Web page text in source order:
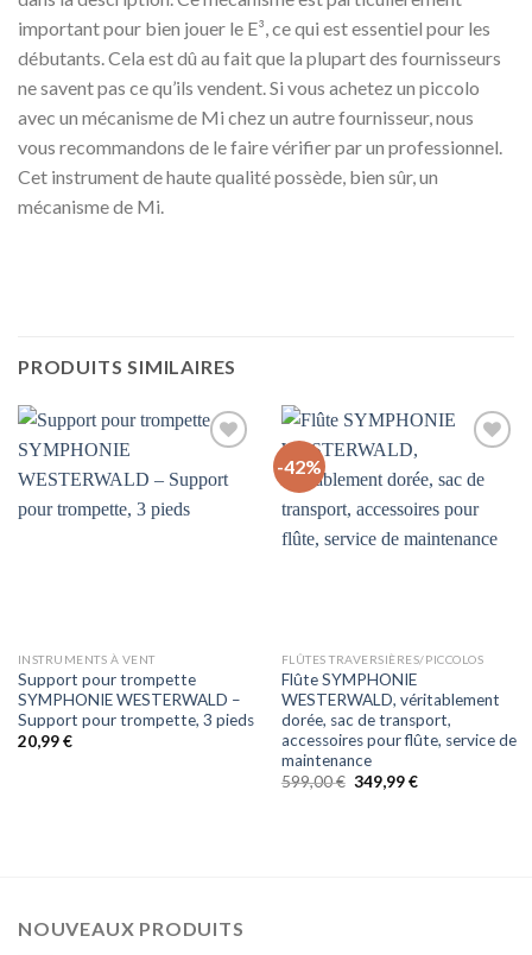
important pour bien jouer le E³, ce qui est essentiel pour les
débutants. Cela est dû au fait que la plupart des fournisseurs
ne savent pas ce qu’ils vendent. Si vous achetez un piccolo
avec un mécanisme de Mi chez un autre fournisseur, nous
vous recommandons de le faire vérifier par un professionnel.
Cet instrument de haute qualité possède, bien sûr, un
mécanisme de Mi.
PRODUITS SIMILAIRES
Auf
INSTRUMENTS À VENT
Support pour trompette
SYMPHONIE WESTERWALD –
Support pour trompette, 3 pieds
20,99€
-42%
Auf
die
Wunschliste
FLÛTES TRAVERSIÈRES/PICCOLOS
Flûte SYMPHONIE
WESTERWALD, véritablement
dorée, sac de transport,
accessoires pour flûte, service de
maintenance
599,00€ Le
349,99€Le
NOUVEAUX PRODUITS